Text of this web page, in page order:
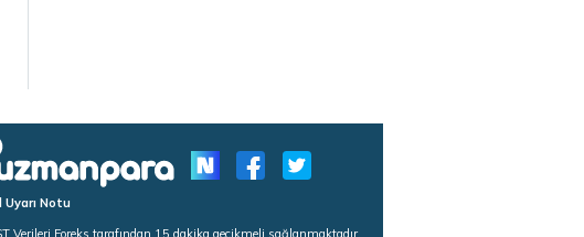
Uyarı Notu
Verileri Foreks tarafından 15 dakika gecikmeli sağlanmaktadır.